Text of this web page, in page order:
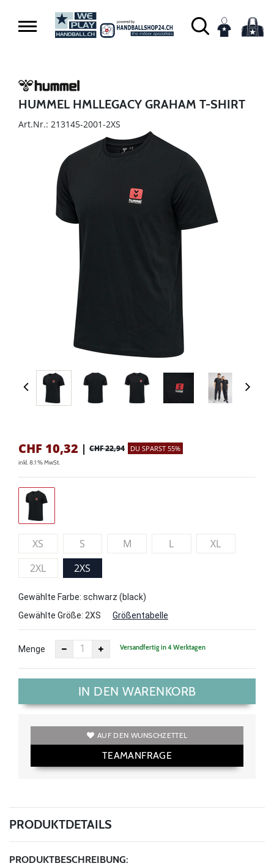
HUMMEL HMLLEGACY GRAHAM T-SHIRT
Art.Nr.: 213145-2001-2XS
CHF 10,32 | CHF 22,94 DU SPARST 55%
inkl. 8.1 % MwSt.
XS S M L
XL
2XL
2XS
Gewählte Farbe: schwarz (black)
Gewählte Größe: 2XS Größentabelle
Menge Versandfertig in 4 Werktagen
IN DEN WARENKORB
AUF DEN WUNSCHZETTEL
TEAMANFRAGE
PRODUKTDETAILS
PRODUKTBESCHREIBUNG: